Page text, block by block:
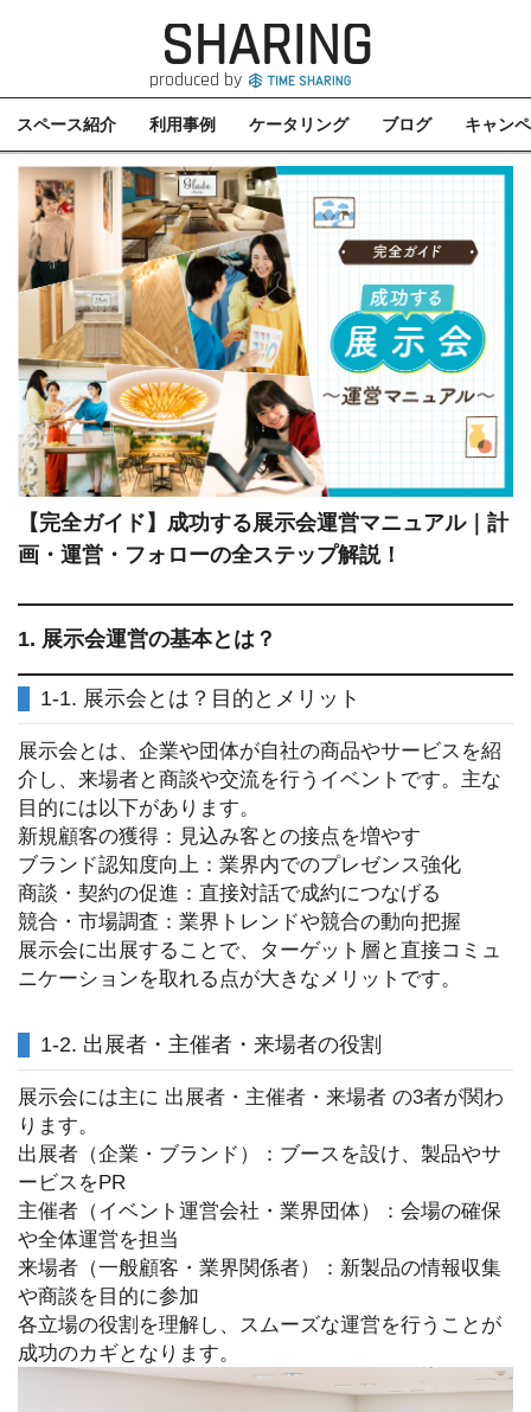
SHARING
produced by
スペース紹介 利用事例 ケータリング ブログ キャン
【完全ガイド】成功する展示会運営マニュアル｜計
画・運営・フォローの全ステップ解説！
1. 展示会運営の基本とは？
1-1. 展示会とは？目的とメリット
展示会とは、企業や団体が自社の商品やサービスを紹
介し、来場者と商談や交流を行うイベントです。主な
目的には以下があります。
新規顧客の獲得：見込み客との接点を増やす
ブランド認知度向上：業界内でのプレゼンス強化
商談・契約の促進：直接対話で成約につなげる
競合・市場調査：業界トレンドや競合の動向把握
展示会に出展することで、ターゲット層と直接コミュ
ニケーションを取れる点が大きなメリットです。
1-2. 出展者・主催者・来場者の役割
展示会には主に 出展者・主催者・来場者 の3者が関わ
ります。
出展者（企業・ブランド）：ブースを設け、製品やサ
ービスをPR
主催者（イベント運営会社・業界団体）：会場の確保
や全体運営を担当
来場者（一般顧客・業界関係者）：新製品の情報収集
や商談を目的に参加
各立場の役割を理解し、スムーズな運営を行うことが
成功のカギとなります。